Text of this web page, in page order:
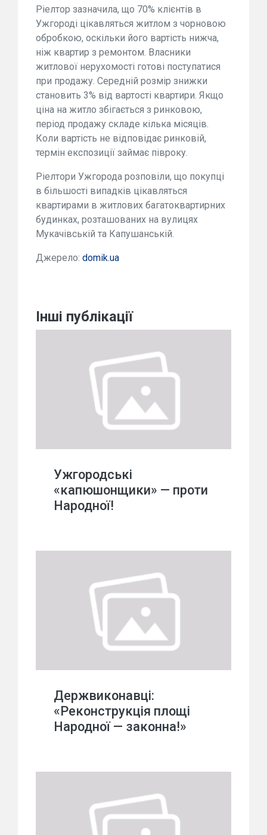
Ріелтор зазначила, що 70% клієнтів в
Ужгороді цікавляться житлом з чорновою
обробкою, оскільки його вартість нижча,
ніж квартир з ремонтом. Власники
житлової нерухомості готові поступатися
при продажу. Середній розмір знижки
становить 3% від вартості квартири. Якщо
ціна на житло збігається з ринковою,
період продажу складе кілька місяців.
Коли вартість не відповідає ринковій,
термін експозиції займає півроку.
Ріелтори Ужгорода розповіли, що покупці
в більшості випадків цікавляться
квартирами в житлових багатоквартирних
будинках, розташованих на вулицях
Мукачівській та Капушанській.
Джерело: domik.ua
Інші публікації
Ужгородські
«капюшонщики» — проти
Народної!
Держвиконавці:
«Реконструкція площі
Народної — законна!»